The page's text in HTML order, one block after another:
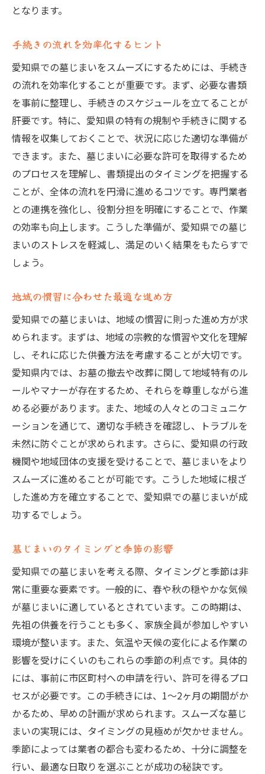
となります。
手続きの流れを効率化するヒント
愛知県での墓じまいをスムーズにするためには、手続き
の流れを効率化することが重要です。まず、必要な書類
を事前に整理し、手続きのスケジュールを立てることが
肝要です。特に、愛知県の特有の規制や手続きに関する
情報を収集しておくことで、状況に応じた適切な準備が
できます。また、墓じまいに必要な許可を取得するため
のプロセスを理解し、書類提出のタイミングを把握する
ことが、全体の流れを円滑に進めるコツです。専門業者
との連携を強化し、役割分担を明確にすることで、作業
の効率も向上します。こうした準備が、愛知県での墓じ
まいのストレスを軽減し、満足のいく結果をもたらすで
しょう。
地域の慣習に合わせた最適な進め方
愛知県での墓じまいは、地域の慣習に則った進め方が求
められます。まずは、地域の宗教的な慣習や文化を理解
し、それに応じた供養方法を考慮することが大切です。
愛知県内では、お墓の撤去や改葬に関して地域特有のル
ールやマナーが存在するため、それらを尊重しながら進
める必要があります。また、地域の人々とのコミュニケ
ーションを通じて、適切な手続きを確認し、トラブルを
未然に防ぐことが求められます。さらに、愛知県の行政
機関や地域団体の支援を受けることで、墓じまいをより
スムーズに進めることが可能です。こうした地域に根ざ
した進め方を確立することで、愛知県での墓じまいが成
功するでしょう。
墓じまいのタイミングと季節の影響
愛知県での墓じまいを考える際、タイミングと季節は非
常に重要な要素です。一般的に、春や秋の穏やかな気候
が墓じまいに適しているとされています。この時期は、
先祖の供養を行うことも多く、家族全員が参加しやすい
環境が整います。また、気温や天候の変化による作業の
影響を受けにくいのもこれらの季節の利点です。具体的
には、事前に市区町村への申請を行い、許可を得るプロ
セスが必要です。この手続きには、1～2ヶ月の期間がか
かるため、早めの計画が求められます。スムーズな墓じ
まいの実現には、タイミングの見極めが欠かせません。
季節によっては業者の都合も変わるため、十分に調整を
行い、最適な日取りを選ぶことが成功の秘訣です。